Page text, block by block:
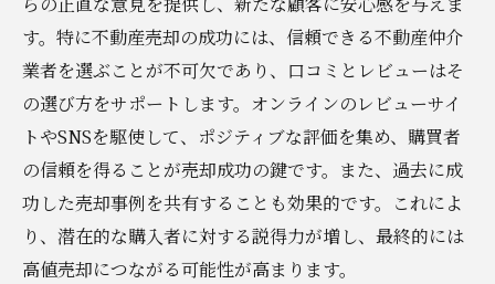
す。特に不動産売却の成功には、信頼できる不動産仲介
業者を選ぶことが不可欠であり、口コミとレビューはそ
の選び方をサポートします。オンラインのレビューサイ
トやSNSを駆使して、ポジティブな評価を集め、購買者
の信頼を得ることが売却成功の鍵です。また、過去に成
功した売却事例を共有することも効果的です。これによ
り、潜在的な購入者に対する説得力が増し、最終的には
高値売却につながる可能性が高まります。